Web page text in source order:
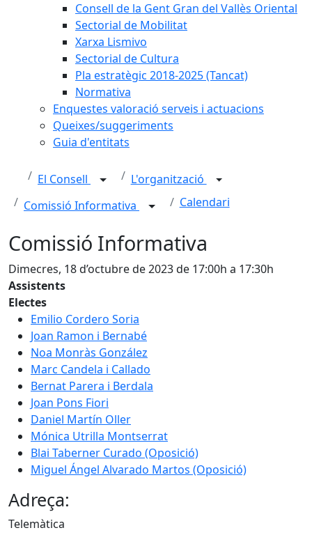
Consell de la Gent Gran del Vallès Oriental
Sectorial de Mobilitat
Xarxa Lismivo
Sectorial de Cultura
Pla estratègic 2018-2025 (Tancat)
Normativa
Enquestes valoració serveis i actuacions
Queixes/suggeriments
Guia d'entitats
El Consell
L'organització
Comissió Informativa
Calendari
Comissió Informativa
Dimecres, 18 d’octubre de 2023 de 17:00h a 17:30h
Assistents
Electes
Emilio Cordero Soria
Joan Ramon i Bernabé
Noa Monràs González
Marc Candela i Callado
Bernat Parera i Berdala
Joan Pons Fiori
Daniel Martín Oller
Mónica Utrilla Montserrat
Blai Taberner Curado (Oposició)
Miguel Ángel Alvarado Martos (Oposició)
Adreça:
Telemàtica